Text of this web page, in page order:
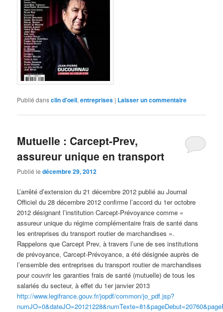
Publié dansclin d'oeil,entreprises | Laisser un commentaire
Mutuelle : Carcept-Prev,
assureur unique en transport
Publié ledécembre 29, 2012
L’arrêté d’extension du 21 décembre 2012 publié au Journal
Officiel du 28 décembre 2012 confirme l’accord du 1er octobre
2012 désignant l’institution Carcept-Prévoyance comme «
assureur unique du régime complémentaire frais de santé dans
les entreprises du transport routier de marchandises ».
Rappelons que Carcept Prev, à travers l’une de ses institutions
de prévoyance, Carcept-Prévoyance, a été désignée auprès de
l’ensemble des entreprises du transport routier de marchandises
pour couvrir les garanties frais de santé (mutuelle) de tous les
salariés du secteur, à effet du 1er janvier 2013
http://www.legifrance.gouv.fr/jopdf/common/jo_pdf.jsp?